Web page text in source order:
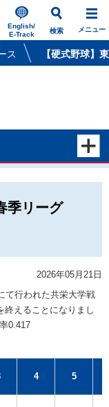
English/
E-Track
検索 メニュー
ス 【硬式野球】
季リーグ
2026年05月21日
て行われた共栄大学戦
終えることになりまし
0.417
4 5